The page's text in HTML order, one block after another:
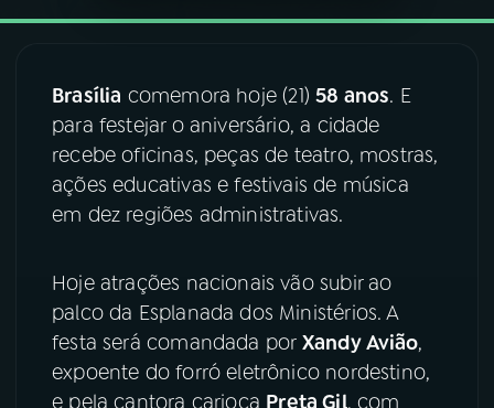
08FESTIVAL DE MÚSICA
ACOMPANHE A RÁDIO NACIONAL
YouTube Facebook
TikTok
Brasília comemora hoje (21)58 anos. E
para festejar o aniversário, a cidade
recebe oficinas, peças de teatro, mostras,
ações educativas e festivais de música
em dez regiões administrativas.
Hoje atrações nacionais vão subir ao
palco da Esplanada dos Ministérios. A
festa será comandada por Xandy Avião,
expoente do forró eletrônico nordestino,